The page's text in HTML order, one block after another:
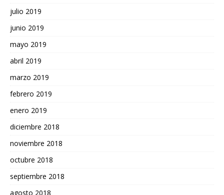
julio 2019
junio 2019
mayo 2019
abril 2019
marzo 2019
febrero 2019
enero 2019
diciembre 2018
noviembre 2018
octubre 2018
septiembre 2018
agosto 2018